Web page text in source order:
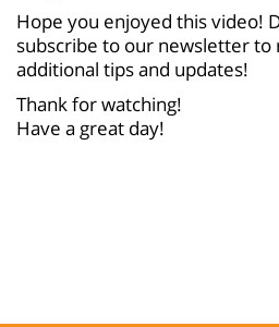
Hope you enjoyed this video!
subscribe to our newsletter to
additional tips and updates!
Thank for watching!
Have a great day!